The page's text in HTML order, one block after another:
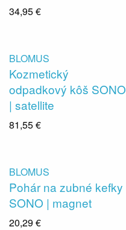
34,95 €
BLOMUS
Kozmetický
odpadkový kôš SONO
| satellite
81,55 €
BLOMUS
Pohár na zubné kefky
SONO | magnet
20,29 €